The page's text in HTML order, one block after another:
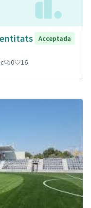
entitats
Acceptada
0 16